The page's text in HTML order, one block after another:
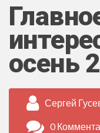
осень
Сергей
0